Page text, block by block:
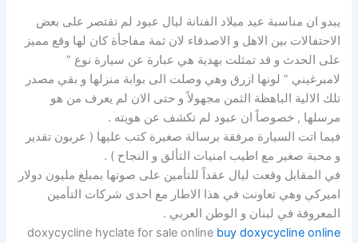
يبدو ان مناسبة عيد ميلاد الفنانة ليال عبود لم تقتصر على بعض
الاحتفالات بين الاهل و الاصدقاء لان ثمة مفاجأة كان لها وقع مميز
على الحدث و قد تمثلت بهدية هي عبارة عن سيارة نوع ”
لامبرغيني ” لونها ازرق وهي وصلت الى بوابة منزلها و بقي مصدر
تلك الالية الباهظة الثمن مجهولاً و حتى الان لم يعرف من هو
مرسلها , خصوصاً ان عبود لم تكشف عن هويته .
فيما اتت السيارة مرفقة برسالة صغيرة كتب عليها ( عربون تقدير
و محبة صغير مع اطيب امنيات التألق و النجاح ) .
في المقابل وقعت ليال عقداً للتأمين على صوتها بمبلغ مليون دولار
اميركي وهي تعاونت في هذا الاطار مع احدى شركات التأمين
المعروفة في لبنان و الوطن العربي .
doxycycline hyclate for sale online buy doxycycline online